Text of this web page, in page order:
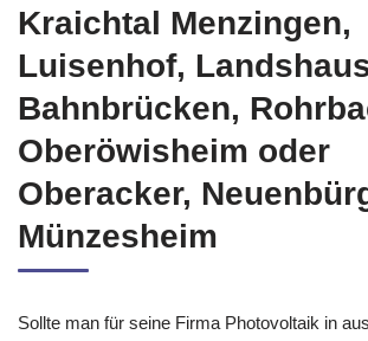
Kraichtal Menzingen,
Luisenhof,
Bahnbrücken,
Oberöwisheim oder
Oberacker,
Münzesheim
Sollte man für seine Firma Photovoltaik in